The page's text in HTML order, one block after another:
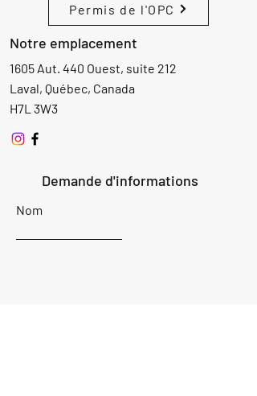
Permis de l'OPC
Notre emplacement
1605 Aut. 440 Ouest, suite 212
Laval, Québec, Canada
H7L 3W3
Demande d'informations
Nom